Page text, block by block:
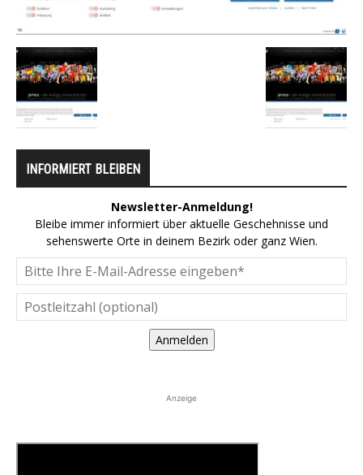
INFORMIERT BLEIBEN
Newsletter-Anmeldung!
Bleibe immer informiert über aktuelle Geschehnisse und
sehenswerte Orte in deinem Bezirk oder ganz Wien.
Anmelden
Anzeige